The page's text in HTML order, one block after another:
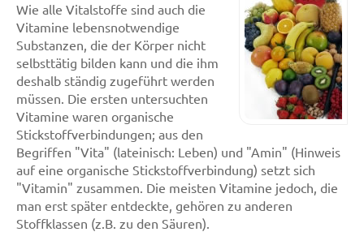
Wie alle Vitalstoffe sind auch die
Vitamine lebensnotwendige
Substanzen, die der Körper nicht
selbsttätig bilden kann und die ihm
deshalb ständig zugeführt werden
müssen. Die ersten untersuchten
Vitamine waren organische
Stickstoffverbindungen; aus den
Begriffen "Vita" (lateinisch: Leben) und "Amin" (Hinweis
auf eine organische Stickstoffverbindung) setzt sich
"Vitamin" zusammen. Die meisten Vitamine jedoch, die
man erst später entdeckte, gehören zu anderen
Stoffklassen (z.B. zu den Säuren).